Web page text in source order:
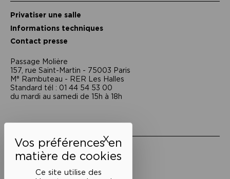
Ce site utilise des
XMasquer le bandeau des
Privatiser une salle
Informations techniques
Contact presse
Passage Moliėre
157, rue Saint-Martin - 75003 Paris
M° Rambuteau - RER Les Halles
Standard tél : 01 44 54 53 00
du mardi au samedi de 15h à 18h
Mentions légales
Politique de confidentialité
Conditions générales de vente